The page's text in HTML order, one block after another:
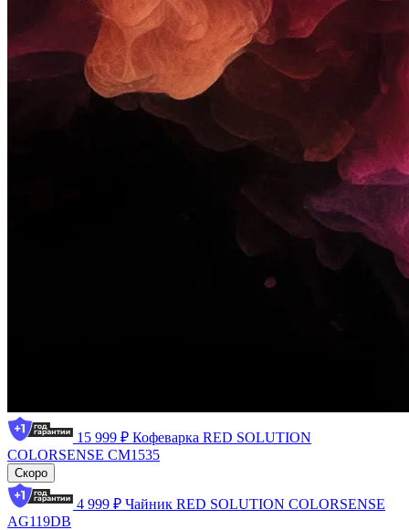
15 999 ₽ Кофеварка RED SOLUTION
COLORSENSE CM1535
Скоро
4 999 ₽ Чайник RED SOLUTION COLORSENSE
AG119DB